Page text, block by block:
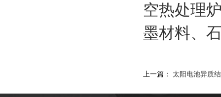
空热处理
墨材料、
上一篇： 太阳电池异质